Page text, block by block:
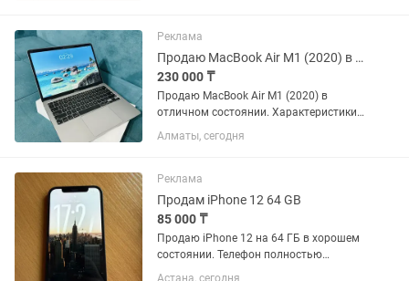
подключил и играешь. Продаю как
нюансы расписал честно,...
Реклама
Продаю MacBook Air M1 (2020) в отличном состоянии.
230 000 ₸
Продаю MacBook Air M1 (2020) в
отличном состоянии. Характеристики:
Apple M1 8 ГБ оперативной памяти SSD
Цикл -...
Алматы, сегодня
Реклама
Продам iPhone 12 64 GB
85 000 ₸
Продаю iPhone 12 на 64 ГБ в хорошем
состоянии. Телефон полностью
исправен, работает без нареканий.
Астана, сегодня